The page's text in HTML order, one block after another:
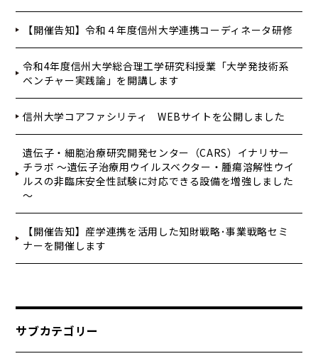
【開催告知】令和４年度信州大学連携コーディネータ研修
令和4年度信州大学総合理工学研究科授業「大学発技術系
ベンチャー実践論」を開講します
信州大学コアファシリティ WEBサイトを公開しました
遺伝子・細胞治療研究開発センター（CARS）イナリサー
チラボ ～遺伝子治療用ウイルスベクター・腫瘍溶解性ウイ
ルスの非臨床安全性試験に対応できる設備を増強しました
～
【開催告知】産学連携を活用した知財戦略･事業戦略セミ
ナーを開催します
サブカテゴリー